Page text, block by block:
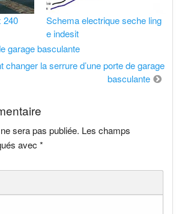
240
Schema electrique seche ling
e indesit
garage basculante
changer la serrure d’une porte de garage
basculante
sera pas publiée. Les champs
avec*